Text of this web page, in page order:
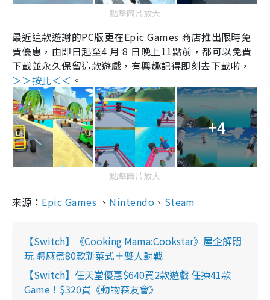
點擊圖片放大
最近這款遊謝的PC版更在Epic Games 商店推出限時免
費優惠，由即日起至4 月 8 日晚上11點前，都可以免費
下載並永久保留這款遊戲，有興趣記得即刻去下載啦，
＞＞按此＜＜ 。
+4
點擊圖片放大
來源： Epic Games 、 Nintendo 、 Steam
【Switch】《Cooking Mama:Cookstar》屋企解悶
玩 體感煮80款新菜式＋雙人對戰
【Switch】任天堂優惠$640買2款遊戲 任揀41款
Game！$320買《動物森友會》